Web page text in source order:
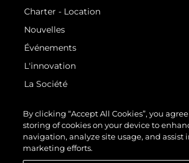
Charter - Location
Nouvelles
Événements
L'innovation
La Société
Style De Vie
Notre Héritage
Estimez Votre Bateau
By clicking “Accept All Cookies”, you
storing of cookies on your device to
navigation, analyze site usage, and assist
marketing efforts.